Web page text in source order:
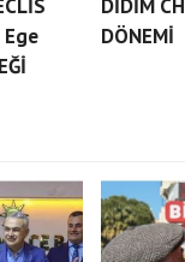
Ege
DİDİM
DÖNEMİ